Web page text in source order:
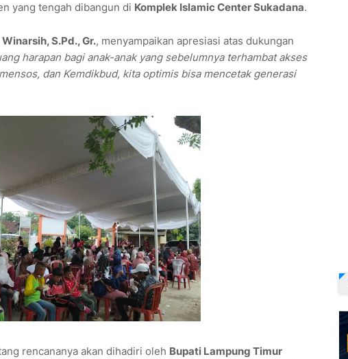
yang tengah dibangun di Komplek Islamic Center Sukadana.
Winarsih, S.Pd., Gr., menyampaikan apresiasi atas dukungan
harapan bagi anak-anak yang sebelumnya terhambat akses
dan Kemdikbud, kita optimis bisa mencetak generasi
rencananya akan dihadiri oleh Bupati Lampung Timur